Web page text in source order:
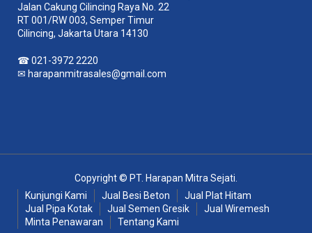
Jalan Cakung Cilincing Raya No. 22
RT 001/RW 003, Semper Timur
Cilincing, Jakarta Utara 14130
☎021-3972 2220
✉ harapanmitrasales@gmail.com
Copyright © PT. Harapan Mitra Sejati.
Kunjungi Kami
Jual Besi Beton
Jual Plat Hitam
Jual Pipa Kotak
Jual Semen Gresik
Jual Wiremesh
Minta Penawaran
Tentang Kami